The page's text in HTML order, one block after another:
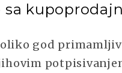
sa
god